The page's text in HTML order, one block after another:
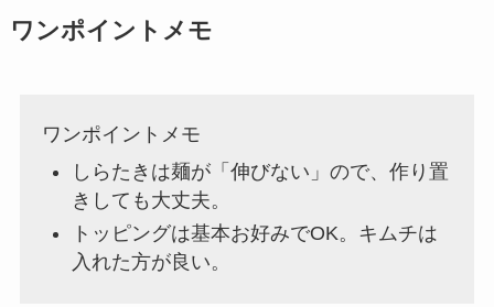
ワンポイントメモ
ワンポイントメモ
しらたきは麺が「伸びない」ので、作り置
きしても大丈夫。
トッピングは基本お好みでOK。キムチは
入れた方が良い。